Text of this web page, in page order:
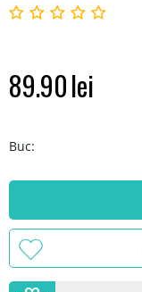
89.90lei
Buc: